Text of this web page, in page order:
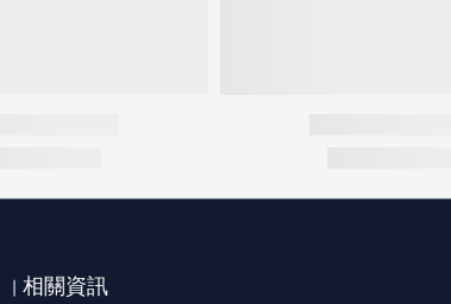
| 相關資訊